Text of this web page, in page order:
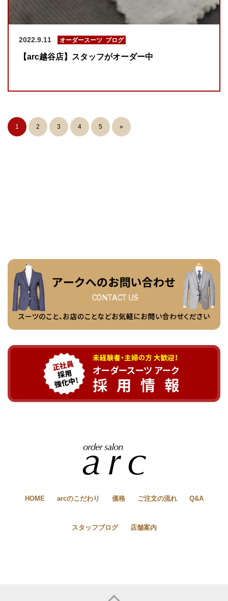
2022.9.11 オーダースーツ, ブログ
【arc越谷店】スタッフがオーダー中
1 2 3 4 5 »
HOME arcのこだわり 価格 ご注文の流れ Q&A
スタッフブログ 店舗案内